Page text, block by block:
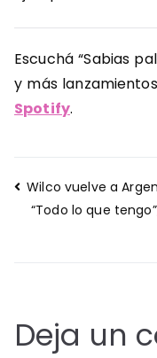
Escuchá “Sabias
y más
Spotify.
Navegación
de
Wilco vuelve a
“Todo lo que
Deja un